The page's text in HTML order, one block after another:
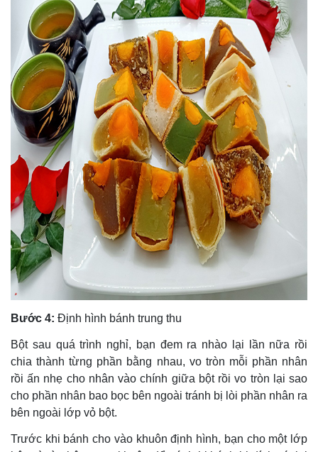
Bước 4: Định hình bánh trung thu
Bột sau quá trình nghỉ, bạn đem ra nhào lại lần nữa rồi
chia thành từng phần bằng nhau, vo tròn mỗi phần nhân
rồi ấn nhẹ cho nhân vào chính giữa bột rồi vo tròn lại sao
cho phần nhân bao bọc bên ngoài tránh bị lòi phần nhân ra
bên ngoài lớp vỏ bột.
Trước khi bánh cho vào khuôn định hình, bạn cho một lớp